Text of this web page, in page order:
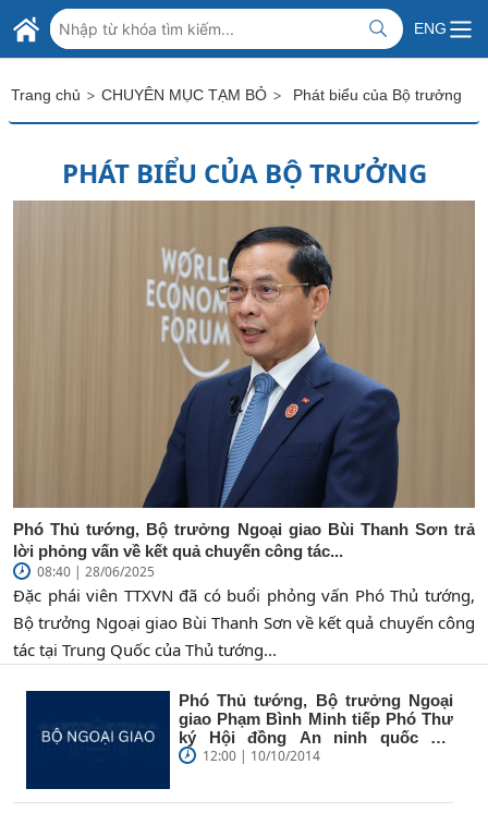
Skip to Main Content
BỘ NGOẠI GIAO VIỆT NAM
MINISTRY OF FOREIGN AFFAIRS
ENG
Trang chủ > CHUYÊN MỤC TẠM BỎ > Phát biểu của Bộ trưởng
PHÁT BIỂU CỦA BỘ TRƯỞNG
Phó Thủ tướng, Bộ trưởng Ngoại giao Bùi Thanh Sơn trả
lời phỏng vấn về kết quả chuyến công tác...
08:40 | 28/06/2025
Đặc phái viên TTXVN đã có buổi phỏng vấn Phó Thủ tướng,
Bộ trưởng Ngoại giao Bùi Thanh Sơn về kết quả chuyến công
tác tại Trung Quốc của Thủ tướng...
Phó Thủ tướng, Bộ trưởng Ngoại
giao Phạm Bình Minh tiếp Phó Thư
ký Hội đồng An ninh quốc gia
Liên...12:00 | 10/10/2014